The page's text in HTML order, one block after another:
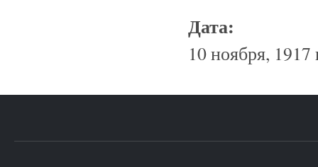
Дата:
10 ноября, 1917